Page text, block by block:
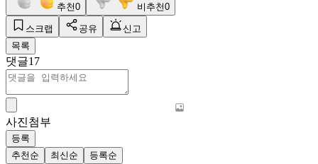
추천0 비추천0
스크랩 공유
신고
목록
댓글17
사진첨부
등록
추천순
최신순 등록순